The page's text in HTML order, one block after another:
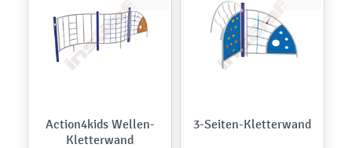
Action4kids Wellen-
Kletterwand
3-Seiten-Kletterwand